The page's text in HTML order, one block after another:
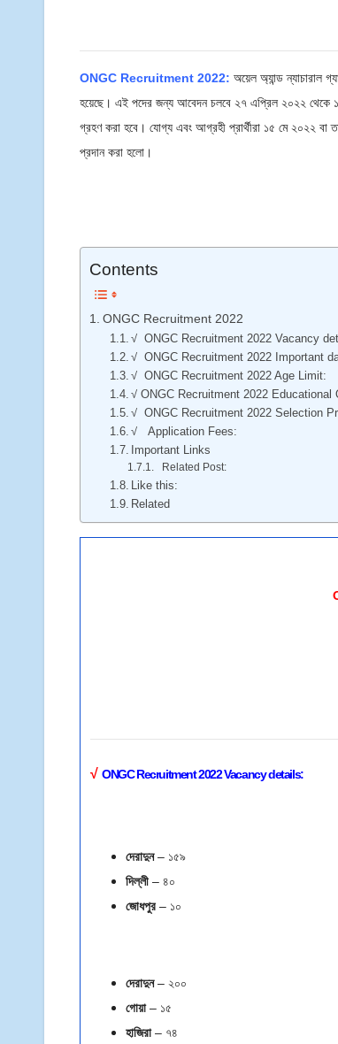
ONGC Recruitment 2022: অয়েল অ্যান্ড ন্যাচারাল
হয়েছে। এই পদের জন্য আবেদন চলবে ২৭ এপ্রিল ২০২২ থেকে
গ্রহণ করা হবে। যোগ্য এবং আগ্রহী প্রার্থীরা ১৫ মে ২০২২ বা
প্রদান করা হলো।
Contents
ONGC Recruitment 2022
√ ONGC Recruitment 2022 Vacancy
√ ONGC Recruitment 2022 Important
√ ONGC Recruitment 2022 Age Limit:
√ ONGC Recruitment 2022 Educational
√ ONGC Recruitment 2022 Selection
√ Application Fees:
Important Links
Related Post:
Like this:
Related
√ONGC Recruitment 2022 Vacancy details:
দেরাদুন– ১৫৯
দিল্লী – ৪০
জোধপুর – ১০
দেরাদুন– ২০০
গোয়া– ১৫
হাজিরা– ৭৪